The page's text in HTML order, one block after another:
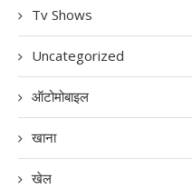
Tv Shows
Uncategorized
ऑटोमोबाइल
खाना
खेल